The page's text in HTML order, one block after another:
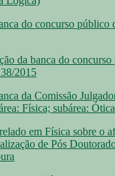
do concurso público
da banca do
2015
da Comissão
Física; subárea:
em Física sobre o
de Pós